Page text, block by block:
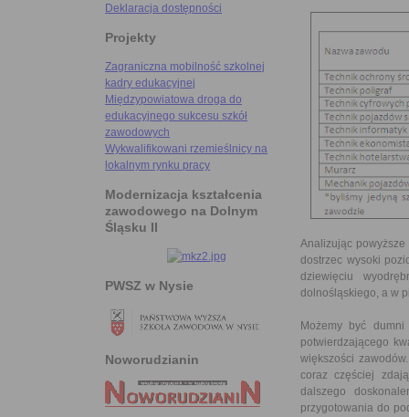
Deklaracja dostępności
Projekty
Zagraniczna mobilność szkolnej
kadry edukacyjnej
Międzypowiatowa droga do
edukacyjnego sukcesu szkół
zawodowych
Wykwalifikowani rzemieślnicy na
lokalnym rynku pracy
Modernizacja kształcenia
zawodowego na Dolnym
Śląsku II
PWSZ w Nysie
Noworudzianin
Analizując powyższe
dostrzec wysoki
dziewięciu
dolnośląskiego, a w
Możemy być
potwierdzającego
większości
coraz częściej
dalszego
przygotowania do